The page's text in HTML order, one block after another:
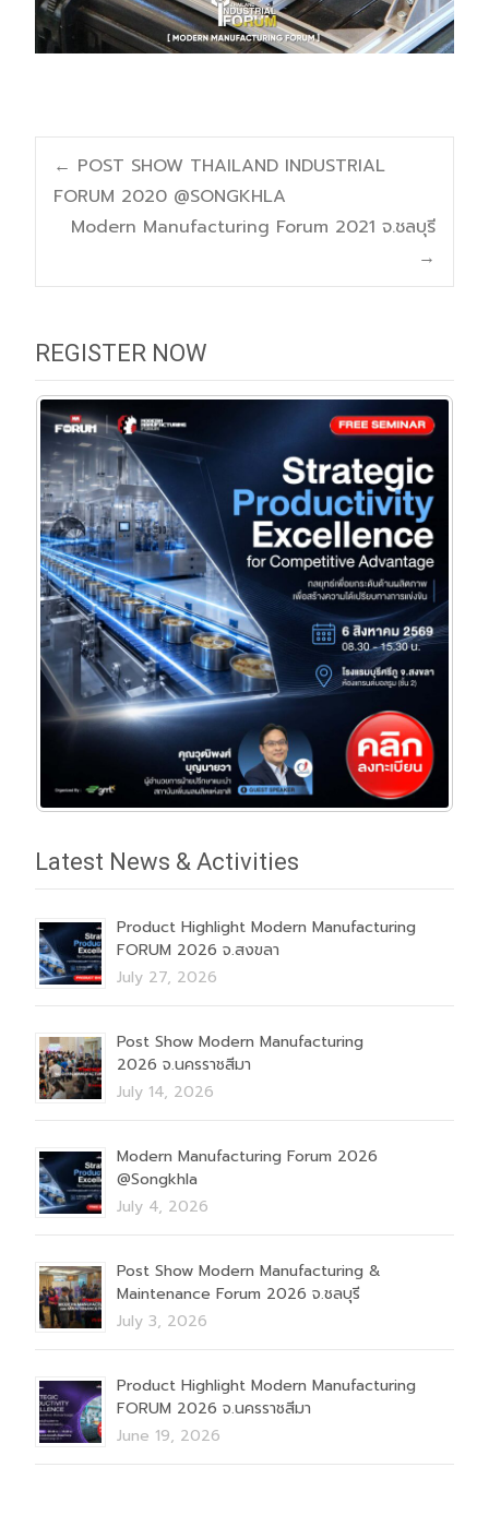
Post
navigation
← POST SHOW THAILAND INDUSTRIAL
FORUM 2020 @SONGKHLA
Modern Manufacturing Forum 2021 จ.ชลบุรี
→
REGISTER NOW
Latest News & Activities
Product Highlight Modern Manufacturing
FORUM 2026 จ.สงขลา
July 27, 2026
Post Show Modern Manufacturing
2026 จ.นครราชสีมา
July 14, 2026
Modern Manufacturing Forum 2026
@Songkhla
July 4, 2026
Post Show Modern Manufacturing &
Maintenance Forum 2026 จ.ชลบุรี
July 3, 2026
Product Highlight Modern Manufacturing
FORUM 2026 จ.นครราชสีมา
June 19, 2026